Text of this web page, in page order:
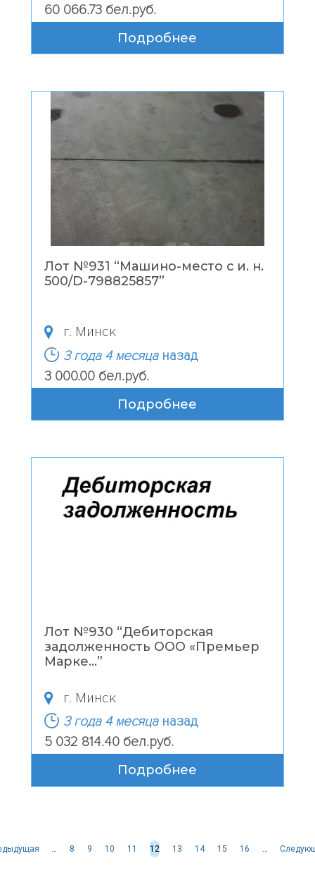
60 066.73 бел.руб.
Подробнее
Лот №931 “Машино-место с и. н.
500/D-798825857”
г. Минск
3 года 4 месяцаназад
3 000.00 бел.руб.
Подробнее
Лот №930 “Дебиторская
задолженность ООО «Премьер
Марке...”
г. Минск
3 года 4 месяцаназад
5 032 814.40 бел.руб.
Подробнее
Страницы
… 8 9 10 11 12 13 14 15 16 …